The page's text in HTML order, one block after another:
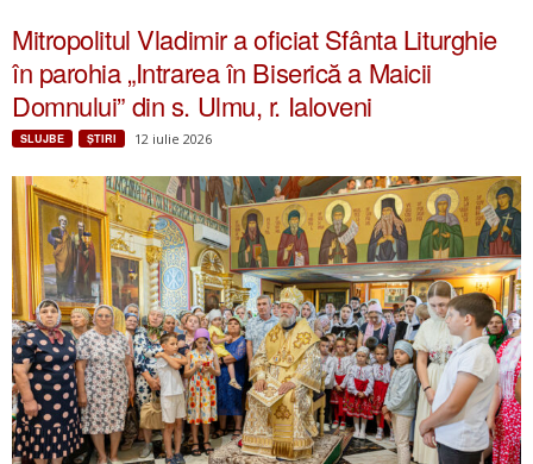
Mitropolitul Vladimir a oficiat Sfânta Liturghie
în parohia „Intrarea în Biserică a Maicii
Domnului” din s. Ulmu, r. Ialoveni
SLUJBE ŞTIRI 12 iulie 2026